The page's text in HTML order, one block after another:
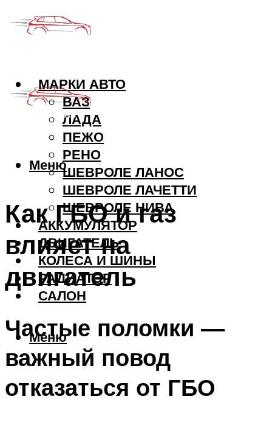
МАРКИ АВТО
ВАЗ
ЛАДА
ПЕЖО
РЕНО
ШЕВРОЛЕ ЛАНОС
ШЕВРОЛЕ ЛАЧЕТТИ
ШЕВРОЛЕ НИВА
АККУМУЛЯТОР
ДВИГАТЕЛЬ
КОЛЕСА И ШИНЫ
РАДИАТОР
САЛОН
Меню
Меню
Как ГБО и газ
влияет на
двигатель
Частые поломки —
важный повод
отказаться от ГБО